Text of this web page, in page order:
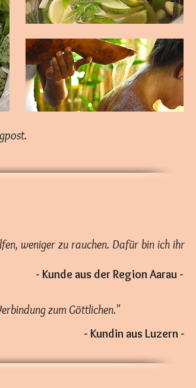
weniger zu rauchen. Dafür bin ich ihr
- Kunde aus der Region Aarau -
zum Göttlichen."
- Kundin aus Luzern -